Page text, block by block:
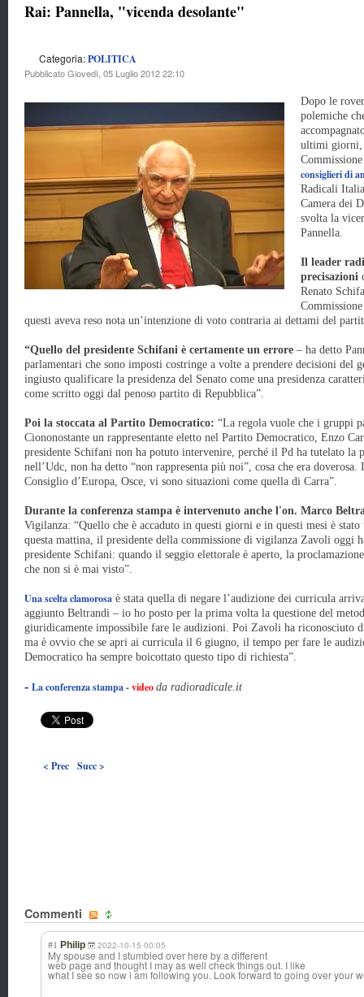
Rai: Pannella, "vicenda desolante"
Categoria:POLITICA
Pubblicato Giovedì, 05 Luglio 2012 22:10
Dopo le
polemiche
ultimi giorni,
consiglieri di
Radicali
Camera dei
svolta la
Pannella.
Il leader
precisazioni
Renato
questi aveva reso nota un’intenzione di voto contraria ai dettami del
“Quello del presidente Schifani è certamente un errore – ha detto
parlamentari che sono imposti costringe a volte a prendere decisioni del
ingiusto qualificare la presidenza del Senato come una presidenza
come scritto oggi dal penoso partito di Repubblica”.
Poi la stoccata al Partito Democratico: “La regola vuole che i gruppi
Ciononostante un rappresentante eletto nel Partito Democratico, Enzo
presidente Schifani non ha potuto intervenire, perché il Pd ha tutelato la
nell’Udc, non ha detto “non rappresenta più noi”, cosa che era
Consiglio d’Europa, Osce, vi sono situazioni come quella di Carra”.
Durante la conferenza stampa è intervenuto anche l'on. Marco
Vigilanza: “Quello che è accaduto in questi giorni e in questi mesi è
questa mattina, il presidente della commissione di vigilanza Zavoli oggi
presidente Schifani: quando il seggio elettorale è aperto, la
che non si è mai visto”.
Una scelta clamorosa è stata quella di negare l’audizione dei curricula
aggiunto Beltrandi – io ho posto per la prima volta la questione del
giuridicamente impossibile fare le audizioni. Poi Zavoli ha riconosciuto
ma è ovvio che se apri ai curricula il 6 giugno, il tempo per fare le
Democratico ha sempre boicottato questo tipo di richiesta”.
- La conferenza stampa-video da radioradicale.it
< Prec Succ >
Commenti
#1 Philip 2022-10-15 00:05
My spouse and I stumbled over here by a different
web page and thought I may as well check things out. I like
what I see so now i am following you. Look forward to going over your